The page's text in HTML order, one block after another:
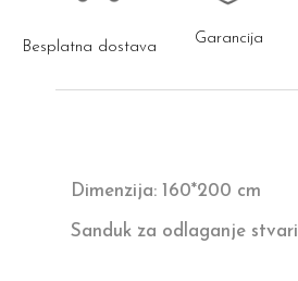
Besplatna dostava Garancija
Dimenzija: 160*200 cm
Sanduk za odlaganje stvari